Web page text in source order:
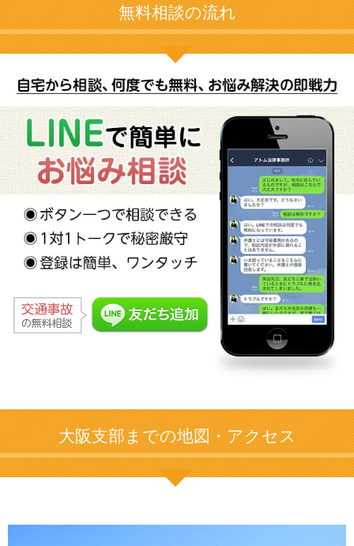
無料相談の流れ
大阪支部までの地図・アクセス